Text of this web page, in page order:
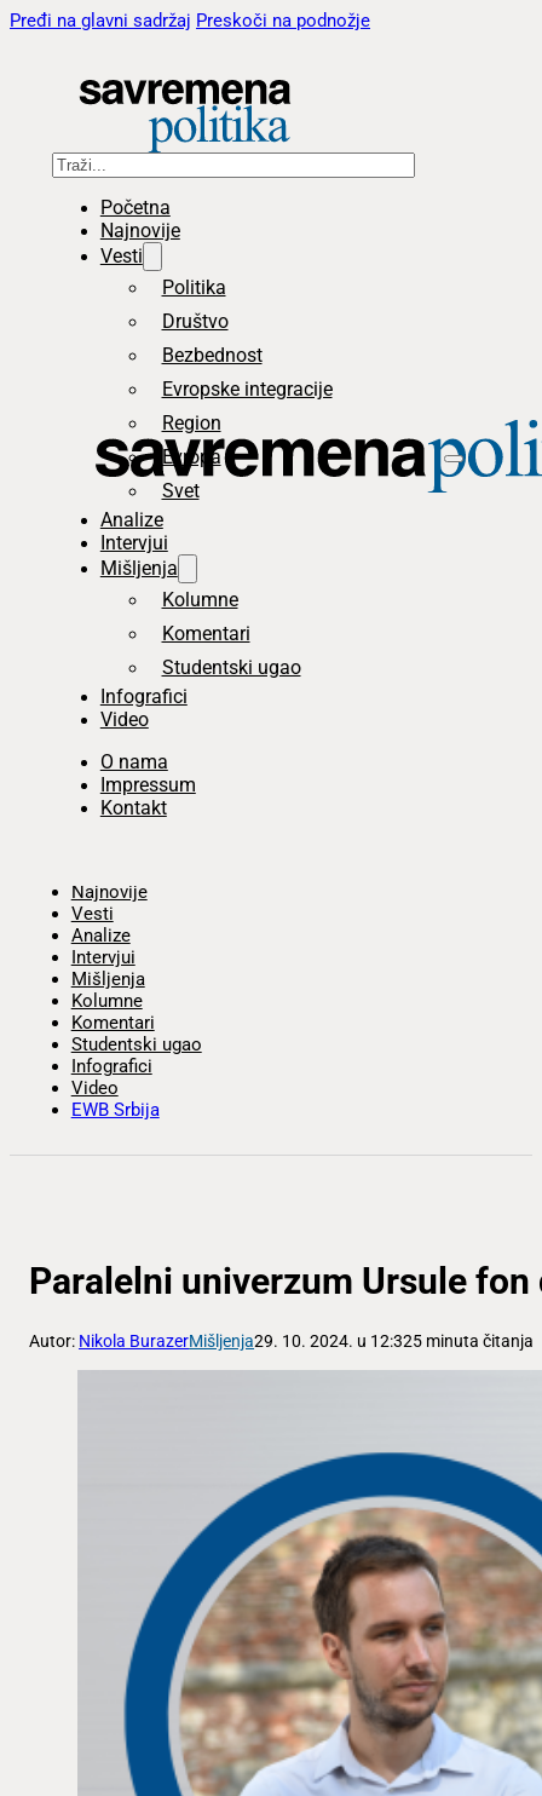
Pređi na glavni sadržaj Preskoči na podnožje
Pretraga
Početna
Najnovije
Vesti
Politika
Društvo
Bezbednost
Evropske integracije
Region
Evropa
Svet
Analize
Intervjui
Mišljenja
Kolumne
Komentari
Studentski ugao
Infografici
Video
O nama
Impressum
Kontakt
Najnovije
Vesti
Analize
Intervjui
Mišljenja
Kolumne
Komentari
Studentski ugao
Infografici
Video
EWB Srbija
Paralelni univerzum Ursule fon
Autor: Nikola BurazerMišljenja29. 10. 2024. u 12:325 minuta čitanja